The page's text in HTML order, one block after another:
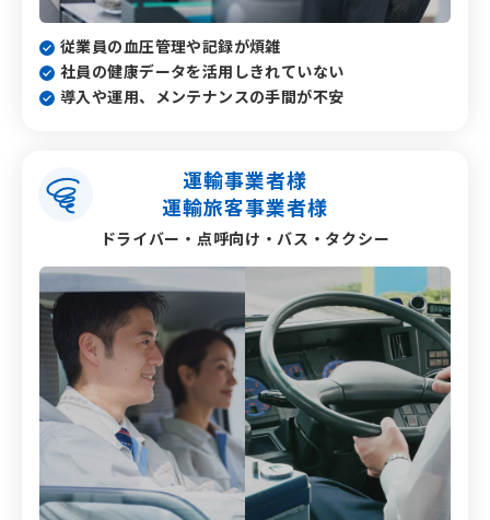
従業員の血圧管理や記録が煩雑
社員の健康データを活用しきれていない
導入や運用、メンテナンスの手間が不安
運輸事業者様
運輸旅客事業者様
ドライバー・点呼向け ・バス・タクシー